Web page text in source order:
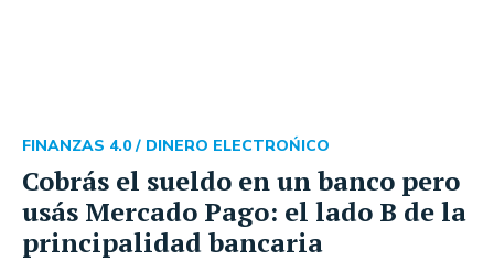
Cobrás el sueldo en un banco pero
usás Mercado Pago: el lado B de la
principalidad bancaria
FINANZAS 4.0 / DINERO ELECTROŃICO